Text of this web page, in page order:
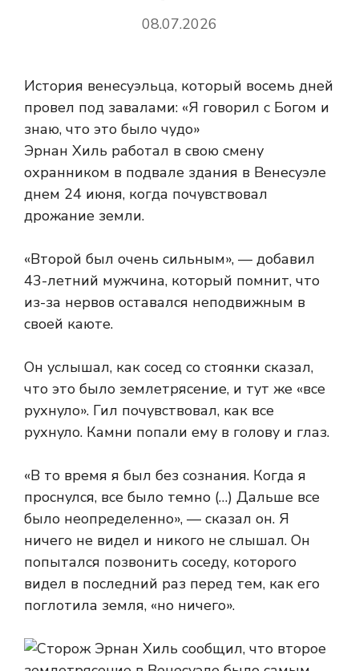
08.07.2026
История венесуэльца, который восемь дней
провел под завалами: «Я говорил с Богом и
знаю, что это было чудо»
Эрнан Хиль работал в свою смену
охранником в подвале здания в Венесуэле
днем ​​24 июня, когда почувствовал
дрожание земли.
«Второй был очень сильным», — добавил
43-летний мужчина, который помнит, что
из-за нервов оставался неподвижным в
своей каюте.
Он услышал, как сосед со стоянки сказал,
что это было землетрясение, и тут же «все
рухнуло». Гил почувствовал, как все
рухнуло. Камни попали ему в голову и глаз.
«В то время я был без сознания. Когда я
проснулся, все было темно (…) Дальше все
было неопределенно», — сказал он. Я
ничего не видел и никого не слышал. Он
попытался позвонить соседу, которого
видел в последний раз перед тем, как его
поглотила земля, «но ничего».